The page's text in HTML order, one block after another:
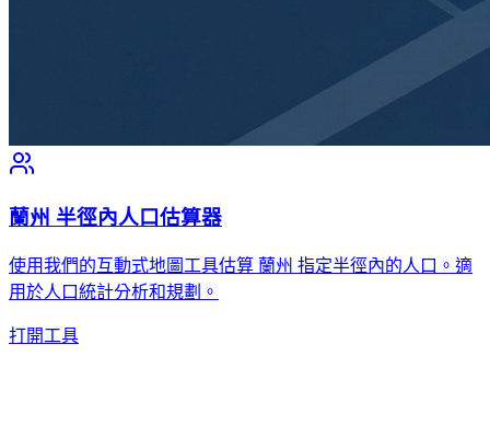
蘭州 半徑內人口估算器
使用我們的互動式地圖工具估算 蘭州 指定半徑內的人口。適
用於人口統計分析和規劃。
打開工具